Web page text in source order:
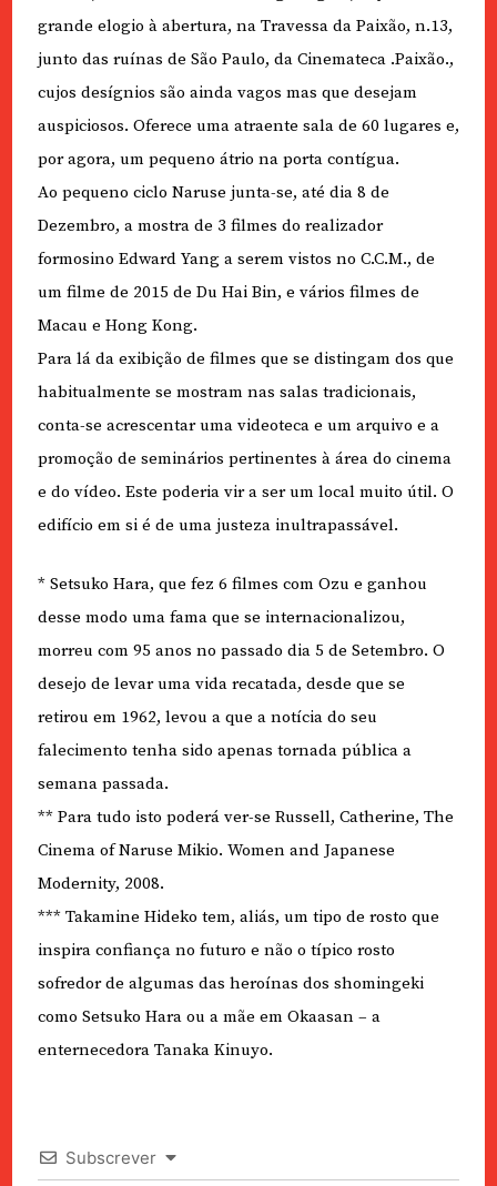
grande elogio à abertura, na Travessa da Paixão, n.13,
junto das ruínas de São Paulo, da Cinemateca .Paixão.,
cujos desígnios são ainda vagos mas que desejam
auspiciosos. Oferece uma atraente sala de 60 lugares e,
por agora, um pequeno átrio na porta contígua.
Ao pequeno ciclo Naruse junta-se, até dia 8 de
Dezembro, a mostra de 3 filmes do realizador
formosino Edward Yang a serem vistos no C.C.M., de
um filme de 2015 de Du Hai Bin, e vários filmes de
Macau e Hong Kong.
Para lá da exibição de filmes que se distingam dos que
habitualmente se mostram nas salas tradicionais,
conta-se acrescentar uma videoteca e um arquivo e a
promoção de seminários pertinentes à área do cinema
e do vídeo. Este poderia vir a ser um local muito útil. O
edifício em si é de uma justeza inultrapassável.
* Setsuko Hara, que fez 6 filmes com Ozu e ganhou
desse modo uma fama que se internacionalizou,
morreu com 95 anos no passado dia 5 de Setembro. O
desejo de levar uma vida recatada, desde que se
retirou em 1962, levou a que a notícia do seu
falecimento tenha sido apenas tornada pública a
semana passada.
** Para tudo isto poderá ver-se Russell, Catherine, The
Cinema of Naruse Mikio. Women and Japanese
Modernity, 2008.
*** Takamine Hideko tem, aliás, um tipo de rosto que
inspira confiança no futuro e não o típico rosto
sofredor de algumas das heroínas dos shomingeki
como Setsuko Hara ou a mãe em Okaasan – a
enternecedora Tanaka Kinuyo.
Subscrever